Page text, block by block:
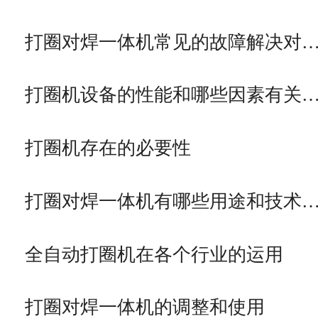
打圈对焊一体机常见的故障解决对
打圈机设备的性能和哪些因素有关
打圈机存在的必要性
打圈对焊一体机有哪些用途和技术
全自动打圈机在各个行业的运用
打圈对焊一体机的调整和使用